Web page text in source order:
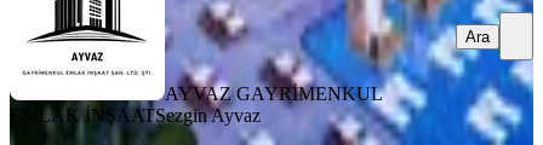
AYVAZ GAYRİMENKUL
EMLAK İNŞAATSezgin Ayvaz
Ara